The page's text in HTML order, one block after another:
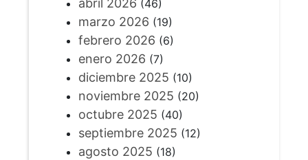
abril 2026 (46)
marzo 2026 (19)
febrero 2026 (6)
enero 2026 (7)
diciembre 2025 (10)
noviembre 2025 (20)
octubre 2025 (40)
septiembre 2025 (12)
agosto 2025 (18)